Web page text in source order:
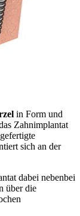
in Form und
Zahnimplantat
sich an der
dabei nebenbei
über die